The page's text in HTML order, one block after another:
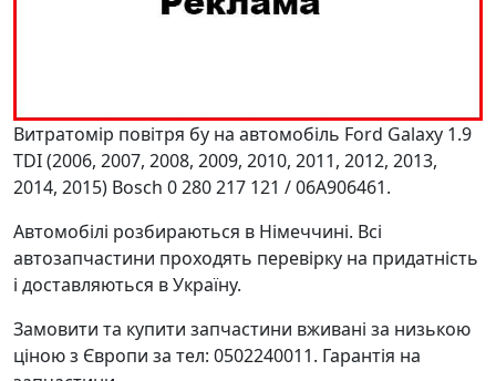
Витратомір повітря бу на автомобіль Ford Galaxy 1.9
TDI (2006, 2007, 2008, 2009, 2010, 2011, 2012, 2013,
2014, 2015) Bosch 0 280 217 121 / 06A906461.
Автомобілі розбираються в Німеччині. Всі
автозапчастини проходять перевірку на придатність
і доставляються в Україну.
Замовити та купити запчастини вживані за низькою
ціною з Європи за тел: 0502240011. Гарантія на